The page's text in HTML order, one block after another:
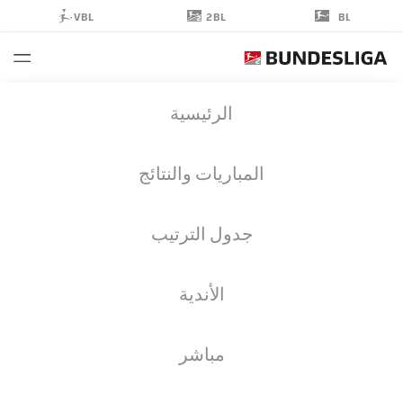
BL
2BL
VBL
الرئيسية
المباريات والنتائج
جدول الترتيب
الأندية
مباشر